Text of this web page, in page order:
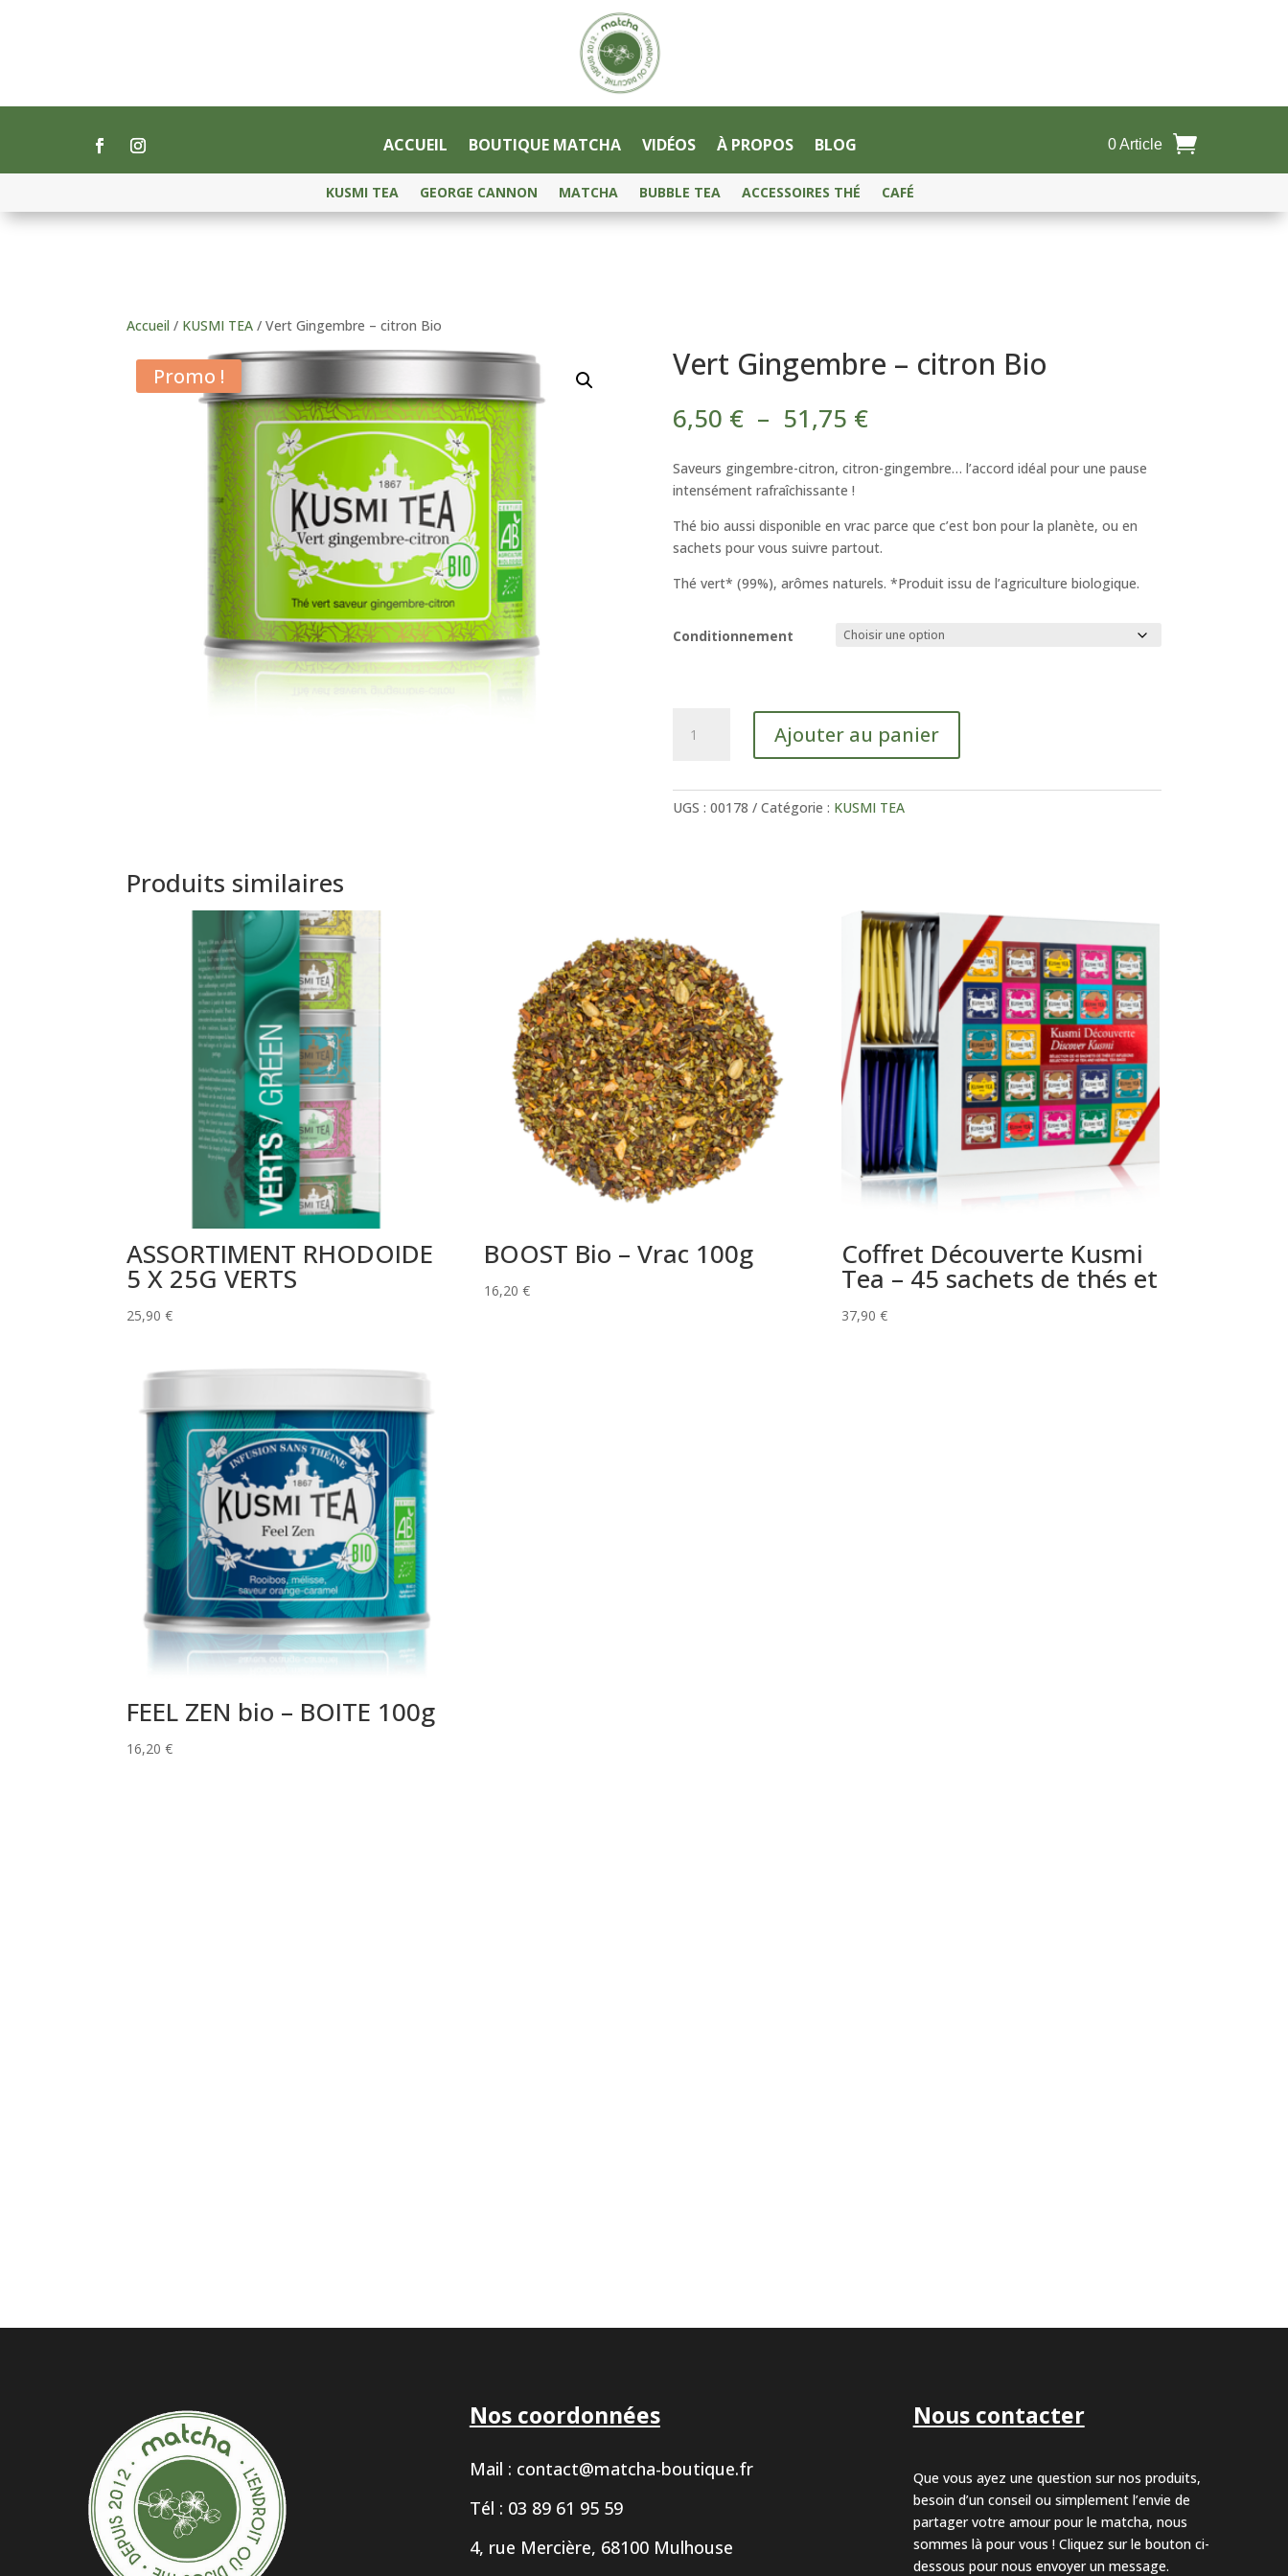
ACCUEIL BOUTIQUE MATCHA VIDÉOS À PROPOS BLOG 0 Article
KUSMI TEA GEORGE CANNON MATCHA BUBBLE TEA ACCESSOIRES THÉ CAFÉ
Accueil / KUSMI TEA / Vert Gingembre – citron Bio
Promo ! Vert Gingembre – citron Bio
6,50 € – 51,75 €Plage
de
prix :
6,50 €
51,75 €
Saveurs gingembre-citron, citron-gingembre… l’accord idéal pour une pause
intensément rafraîchissante !
Thé bio aussi disponible en vrac parce que c’est bon pour la planète, ou en
sachets pour vous suivre partout.
Thé vert* (99%), arômes naturels. *Produit issu de l’agriculture biologique.
Conditionnement
-
Ajouter au panier
UGS : 00178 Catégorie : KUSMI TEA
Produits similaires
ASSORTIMENT RHODOIDE
5 X 25G VERTS
25,90 €
BOOST Bio – Vrac 100g
16,20€
Coffret Découverte Kusmi
Tea – 45 sachets de thés et
37,90€
FEEL ZEN bio – BOITE 100g
16,20 €
Nos coordonnées
Mail : contact@matcha-boutique.fr
Tél : 03 89 61 95 59
4, rue Mercière, 68100 Mulhouse
Nous contacter
Que vous ayez une question sur nos produits,
besoin d’un conseil ou simplement l’envie de
partager votre amour pour le matcha, nous
sommes là pour vous ! Cliquez sur le bouton ci-
dessous pour nous envoyer un message.